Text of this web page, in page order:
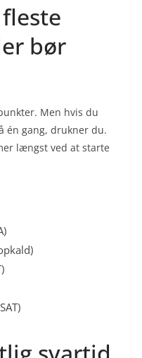
fleste
bør
Men hvis du
én gang, drukner du.
længst ved at starte